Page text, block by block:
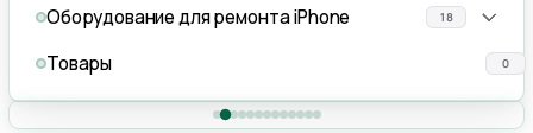
Оборудование для ремонта iPhone 18
Товары 0